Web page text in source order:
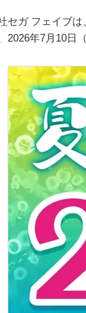
セガ フェイブ
2026年7月10日